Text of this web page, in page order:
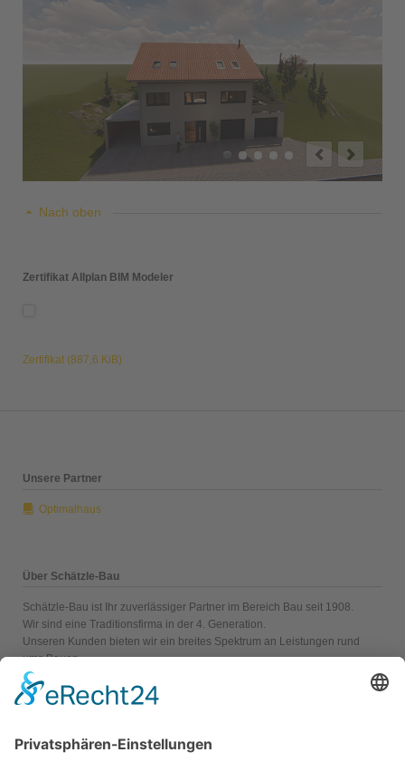
Nach oben
Zertifikat Allplan BIM Modeler
Zertifikat (887,6 KiB)
Unsere Partner
Optimalhaus
Über Schätzle-Bau
Schätzle-Bau ist Ihr zuverlässiger Partner im Bereich Bau seit 1908.
Wir sind eine Traditionsfirma in der 4. Generation.
Unseren Kunden bieten wir ein breites Spektrum an Leistungen rund
ums Bauen.
Wir arbeiten stets mit modernen und umweltschonenden Materialien.
Galerie Impressionen